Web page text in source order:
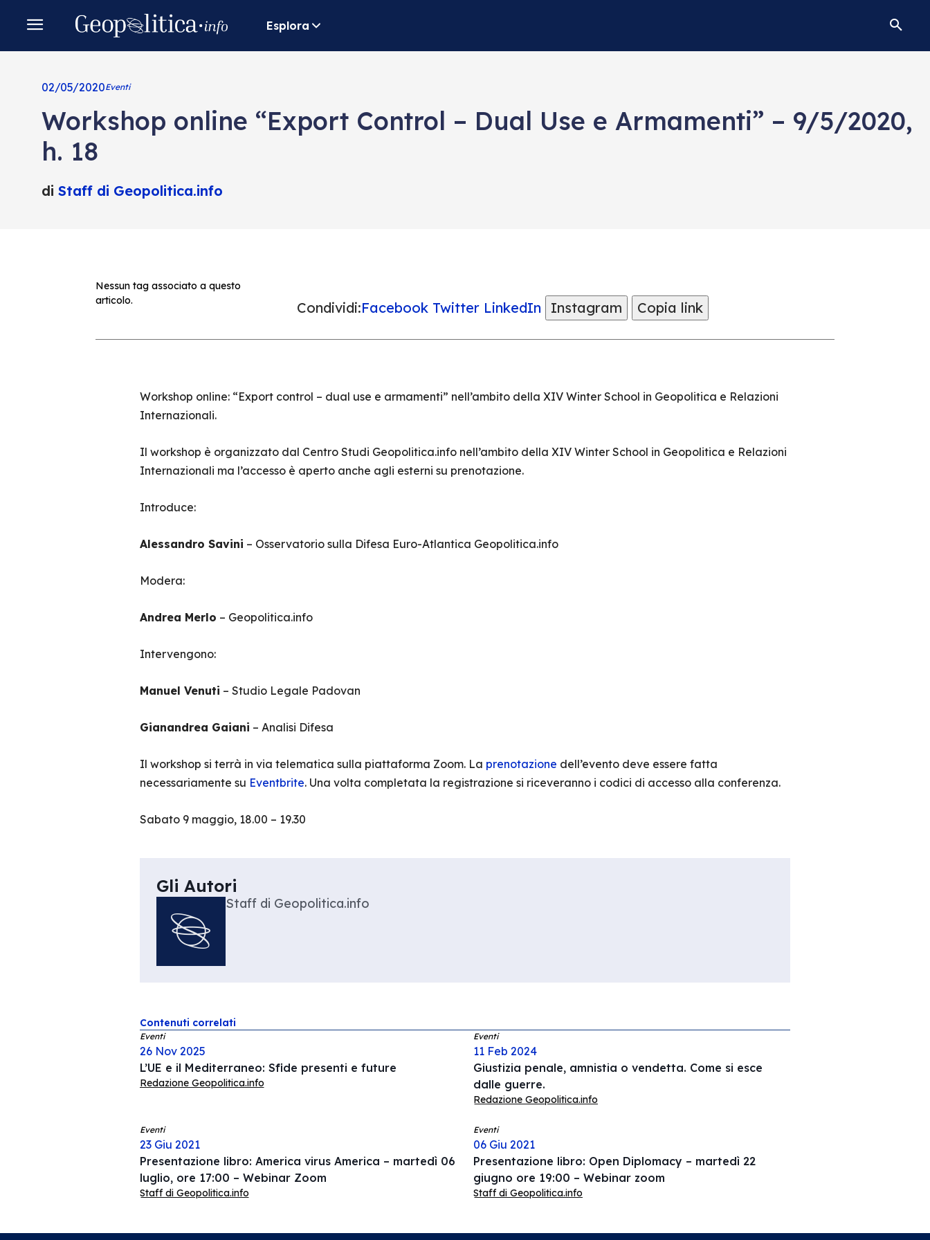
Esplora
02/05/2020Eventi
Workshop online “Export Control – Dual Use e Armamenti” – 9/5/2020,
h. 18
di Staff di Geopolitica.info
Nessun tag associato a questo
articolo.
Condividi:Facebook Twitter LinkedIn Instagram Copia link
Workshop online: “Export control – dual use e armamenti” nell’ambito della XIV Winter School in Geopolitica e Relazioni
Internazionali.
Il workshop è organizzato dal Centro Studi Geopolitica.info nell’ambito della XIV Winter School in Geopolitica e Relazioni
Internazionali ma l’accesso è aperto anche agli esterni su prenotazione.
Introduce:
Alessandro Savini – Osservatorio sulla Difesa Euro-Atlantica Geopolitica.info
Modera:
Andrea Merlo – Geopolitica.info
Intervengono:
Manuel Venuti – Studio Legale Padovan
Gianandrea Gaiani – Analisi Difesa
Il workshop si terrà in via telematica sulla piattaforma Zoom. La prenotazione dell’evento deve essere fatta
necessariamente su Eventbrite. Una volta completata la registrazione si riceveranno i codici di accesso alla conferenza.
Sabato 9 maggio, 18.00 – 19.30
Gli Autori
Staff di Geopolitica.info
Contenuti correlati
Eventi
26 Nov 2025
L’UE e il Mediterraneo: Sfide presenti e future
Redazione Geopolitica.info
Eventi
11 Feb 2024
Giustizia penale, amnistia o vendetta. Come si esce
dalle guerre.
Redazione Geopolitica.info
Eventi
23 Giu 2021
Presentazione libro: America virus America – martedì 06
luglio, ore 17:00 – Webinar Zoom
Staff di Geopolitica.info
Eventi
06 Giu 2021
Presentazione libro: Open Diplomacy – martedì 22
giugno ore 19:00 – Webinar zoom
Staff di Geopolitica.info